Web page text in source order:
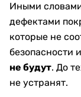
Иными
дефектами
которые не
безопасности
не будут. До
не устранят.